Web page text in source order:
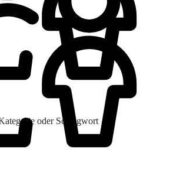
oder Schlagwort